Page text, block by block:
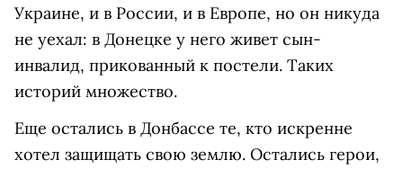
Украине, и в России, и в Европе, но он никуда
не уехал: в Донецке у него живет сын-
инвалид, прикованный к постели. Таких
историй множество.
Еще остались в Донбассе те, кто искренне
хотел защищать свою землю. Остались герои,